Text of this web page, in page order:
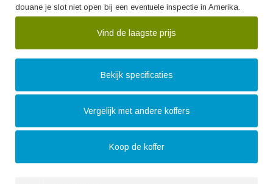
douane je slot niet open bij een eventuele inspectie in Amerika.
Vind de laagste prijs
Bekijk specificaties
Vergelijk met andere koffers
Koop de koffer